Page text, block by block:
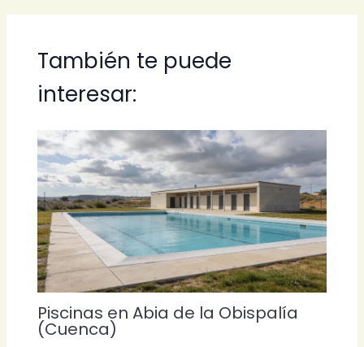
También te puede
interesar:
Piscinas en Abia de la Obispalía
(Cuenca)